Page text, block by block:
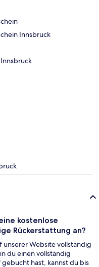
Innsbruck
Innsbruck
kostenlose
Rückerstattung an?
Website vollständig
du einen vollständig
hast, kannst du bis